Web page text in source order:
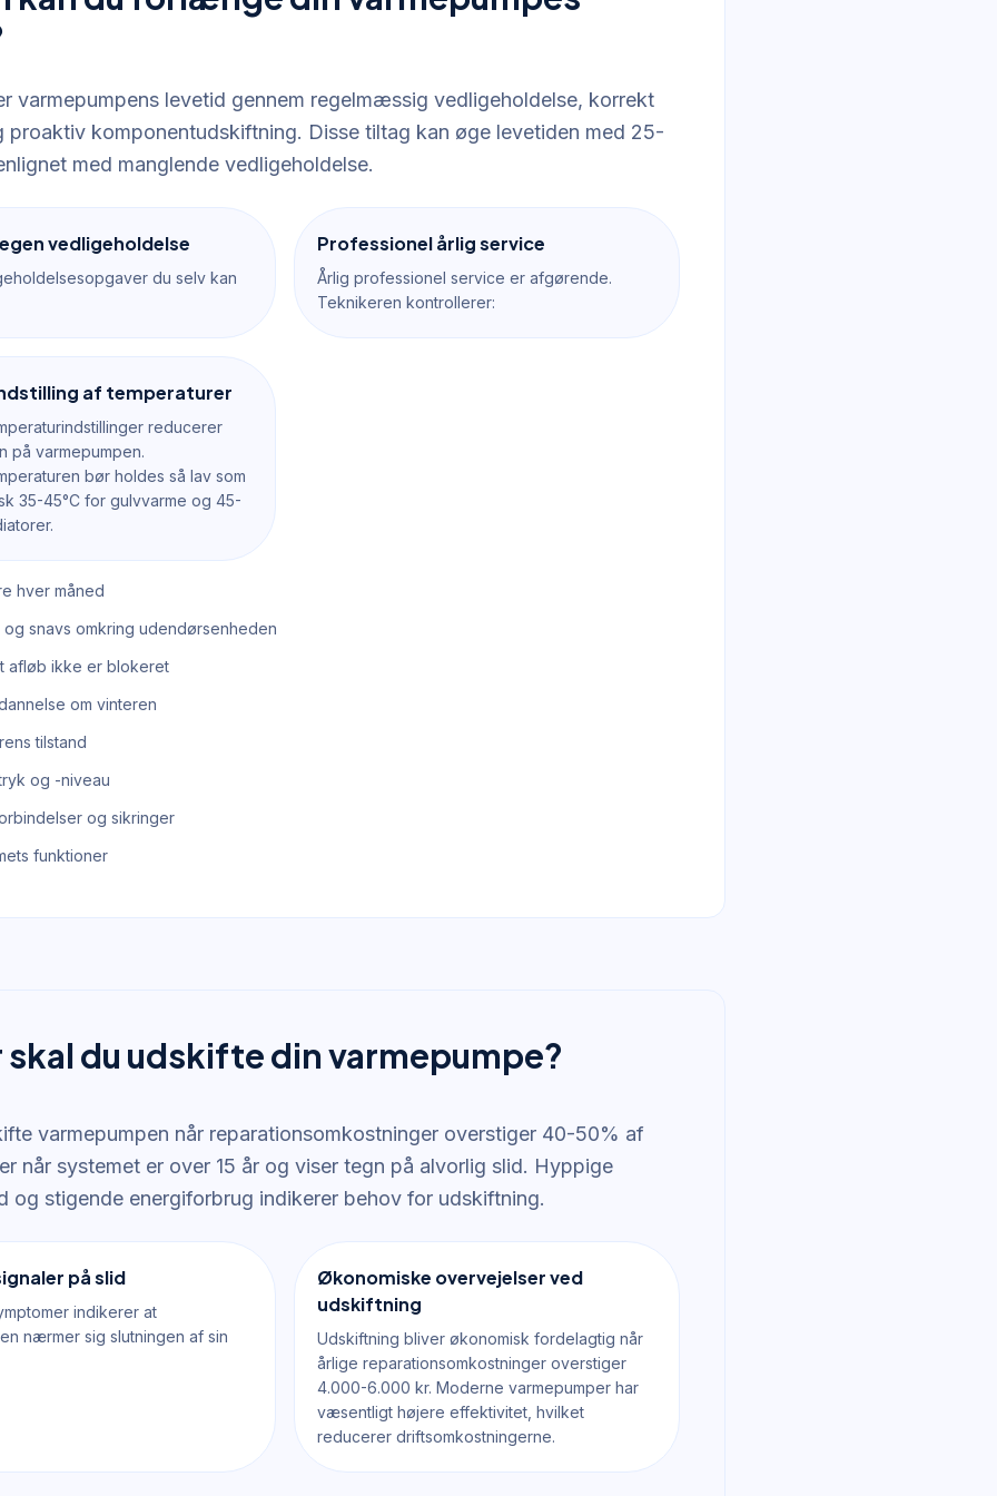
varmepumpens levetid gennem regelmæssig vedligeholdelse, korrekt
proaktiv komponentudskiftning. Disse tiltag kan øge levetiden med 25-
med manglende vedligeholdelse.
vedligeholdelse
du selv kan
Professionel årlig service
Årlig professionel service er afgørende.
Teknikeren kontrollerer:
af temperaturer
reducerer
på varmepumpen.
bør holdes så lav som
35-45°C for gulvvarme og 45-
hver måned
og snavs omkring udendørsenheden
afløb ikke er blokeret
om vinteren
tilstand
og -niveau
og sikringer
funktioner
skal du udskifte din varmepumpe?
varmepumpen når reparationsomkostninger overstiger 40-50% af
når systemet er over 15 år og viser tegn på alvorlig slid. Hyppige
og stigende energiforbrug indikerer behov for udskiftning.
på slid
indikerer at
nærmer sig slutningen af sin
Økonomiske overvejelser ved
udskiftning
Udskiftning bliver økonomisk fordelagtig når
årlige reparationsomkostninger overstiger
4.000-6.000 kr. Moderne varmepumper har
væsentligt højere effektivitet, hvilket
reducerer driftsomkostningerne.